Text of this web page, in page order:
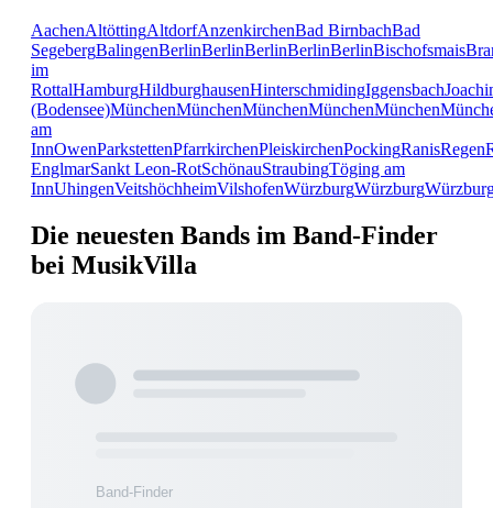
AachenAltöttingAltdorfAnzenkirchenBad BirnbachBad
SegebergBalingenBerlinBerlinBerlinBerlinBerlinBischofsmais
im
RottalHamburgHildburghausenHinterschmidingIggensbach
(Bodensee)MünchenMünchenMünchenMünchenMünchen
am
InnOwenParkstettenPfarrkirchenPleiskirchenPockingRanisRegen
EnglmarSankt Leon-RotSchönauStraubingTöging am
InnUhingenVeitshöchheimVilshofenWürzburgWürzburg
Die neuesten Bands im Band-Finder
bei MusikVilla